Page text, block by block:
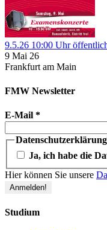
9.5.26 10:00 Uhr
9 Mai 26
Frankfurt am Main
FMW Newsletter
E-Mail *
Datenschutzerklärung
Ja, ich habe die
Hier können Sie unsere
Studium